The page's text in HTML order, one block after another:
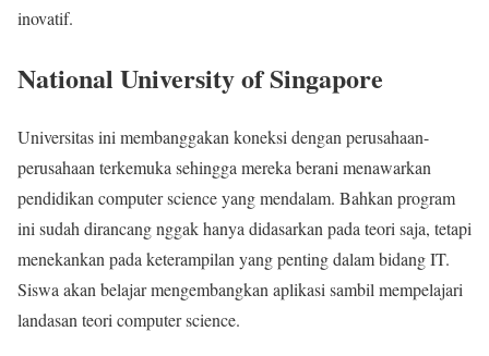
inovatif.
National University of Singapore
Universitas ini membanggakan koneksi dengan perusahaan-
perusahaan terkemuka sehingga mereka berani menawarkan
pendidikan computer science yang mendalam. Bahkan program
ini sudah dirancang nggak hanya didasarkan pada teori saja, tetapi
menekankan pada keterampilan yang penting dalam bidang IT.
Siswa akan belajar mengembangkan aplikasi sambil mempelajari
landasan teori computer science.